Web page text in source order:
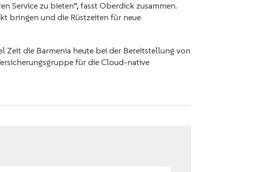
Service zu bieten“, fasst Oberdick zusammen.
bringen und die Rüstzeiten für neue
Zeit die Barmenia heute bei der Bereitstellung von
für die Cloud-native